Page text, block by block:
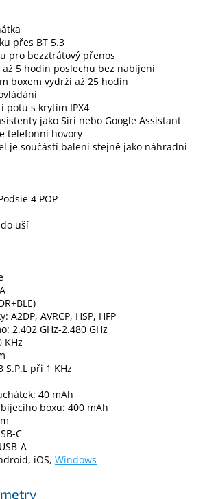
přes BT 5.3
pro bezztrátový přenos
až 5 hodin poslechu bez nabíjení
boxem vydrží až 25 hodin
potu s krytím IPX4
jako Siri nebo Google Assistant
telefonní hovory
je součástí balení stejně jako náhradní
4 POP
uší
A2DP, AVRCP, HSP, HFP
2.402 GHz-2.480 GHz
KHz
S.P.L při 1 KHz
40 mAh
boxu: 400 mAh
C
A
iOS, Windows